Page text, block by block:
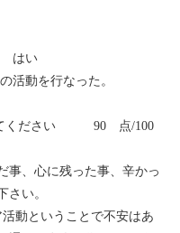
はい
活動を行なった。
てください 90 点/100
事、心に残った事、辛かっ
さい。
動ということで不安はあ